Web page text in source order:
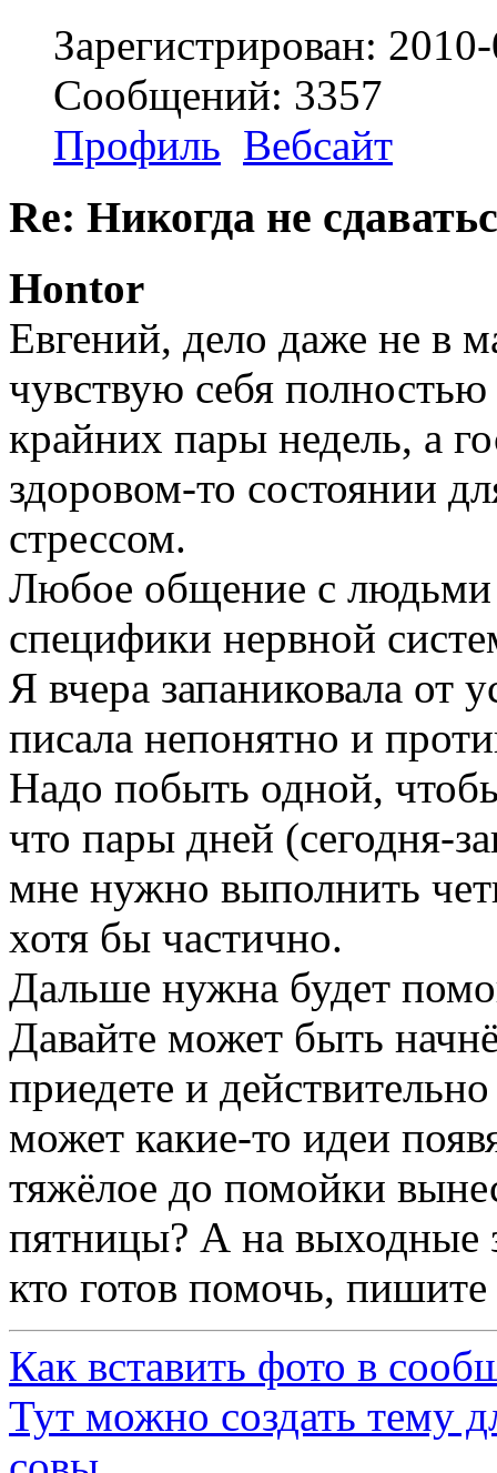
Зарегистрирован:
Сообщений: 3357
Профиль Вебсайт
Re: Никогда не
Hontor
Евгений, дело даже не в
чувствую себя
крайних пары недель, а
здоровом-то состоянии
стрессом.
Любое общение с людьми
специфики нервной
Я вчера запаниковала от
писала непонятно и
Надо побыть одной,
что пары дней (сегодня-
мне нужно выполнить
хотя бы частично.
Дальше нужна будет
Давайте может быть
приедете и
может какие-то идеи
тяжёлое до помойки
пятницы? А на выходные
кто готов помочь,
Как вставить фото в
Тут можно создать тему